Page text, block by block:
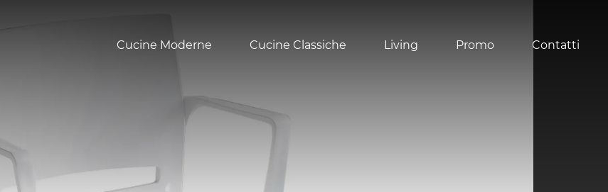
Cucine Moderne Cucine Classiche Living Promo Contatti